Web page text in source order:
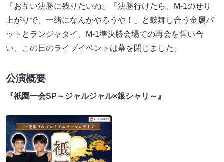
「お互い決勝に残りたいね」「決勝行けたら、M-1のせり
上がりで、一緒になんかやろうや！」と鼓舞し合う金属バ
ットとランジャタイ。M-1準決勝会場での再会を誓い合
い、この日のライブイベントは幕を閉じました。
公演概要
『祇園一会SP～ジャルジャル×銀シャリ～』